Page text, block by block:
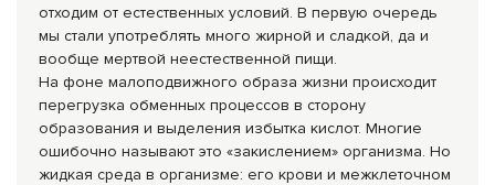
отходим от естественных условий. В первую очередь
мы стали употреблять много жирной и сладкой, да и
вообще мертвой неестественной пищи.
На фоне малоподвижного образа жизни происходит
перегрузка обменных процессов в сторону
образования и выделения избытка кислот. Многие
ошибочно называют это «закислением» организма. Но
жидкая среда в организме: его крови и межклеточном